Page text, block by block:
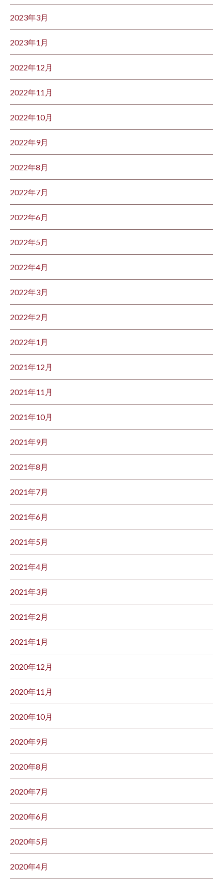
2023年3月
2023年1月
2022年12月
2022年11月
2022年10月
2022年9月
2022年8月
2022年7月
2022年6月
2022年5月
2022年4月
2022年3月
2022年2月
2022年1月
2021年12月
2021年11月
2021年10月
2021年9月
2021年8月
2021年7月
2021年6月
2021年5月
2021年4月
2021年3月
2021年2月
2021年1月
2020年12月
2020年11月
2020年10月
2020年9月
2020年8月
2020年7月
2020年6月
2020年5月
2020年4月